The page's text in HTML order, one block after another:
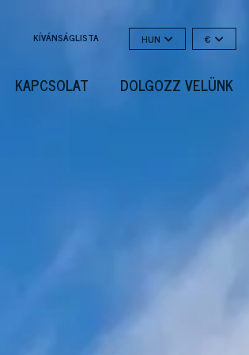
KÍVÁNSÁGLISTA HUN €
KAPCSOLAT DOLGOZZ VELÜNK